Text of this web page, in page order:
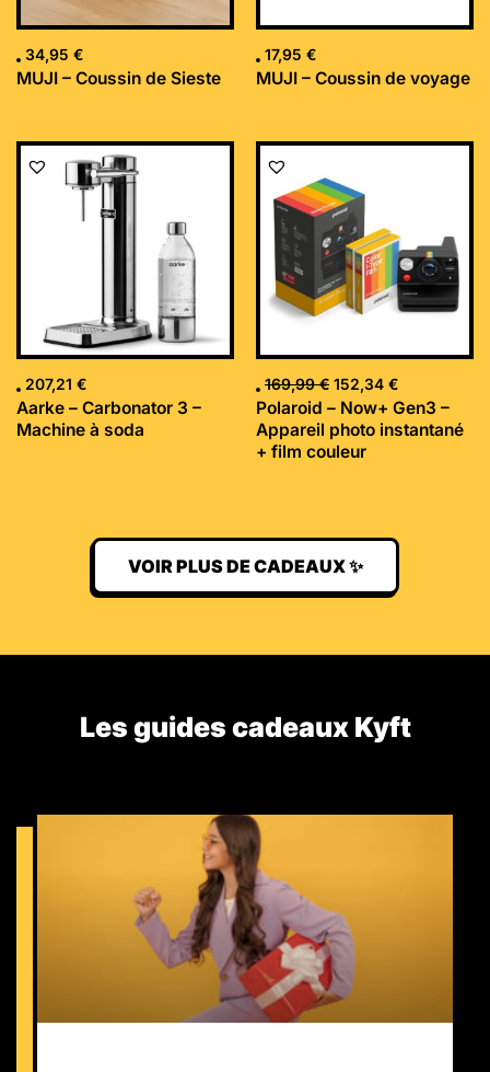
34,95 €
MUJI – Coussin de Sieste
17,95 €
MUJI – Coussin de voyage
207,21 €
Aarke – Carbonator 3 –
Machine à soda
169,99€
Le
initial
était :
169,99 €.
152,34 €
Le
Polaroid – Now+ Gen3 –
Appareil photo instantané
+ film couleur
VOIR PLUS DE CADEAUX ✨
Les guides cadeaux Kyft​